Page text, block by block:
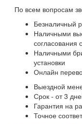
По всем вопросам
Безналичный
Наличными
согласования
Наличными
установки
Онлайн
Выездной
Срок - от 3
Гарантия на
Точное